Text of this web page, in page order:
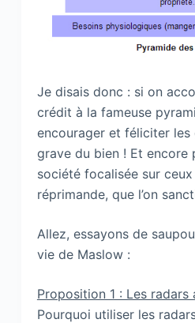
Je disais donc : si on
crédit à la fameuse
encourager et féliciter les
grave du bien ! Et encore
société focalisée sur ceux
réprimande, que l’on
Allez, essayons de
vie de Maslow :
Proposition 1 : Les radars
Pourquoi utiliser les